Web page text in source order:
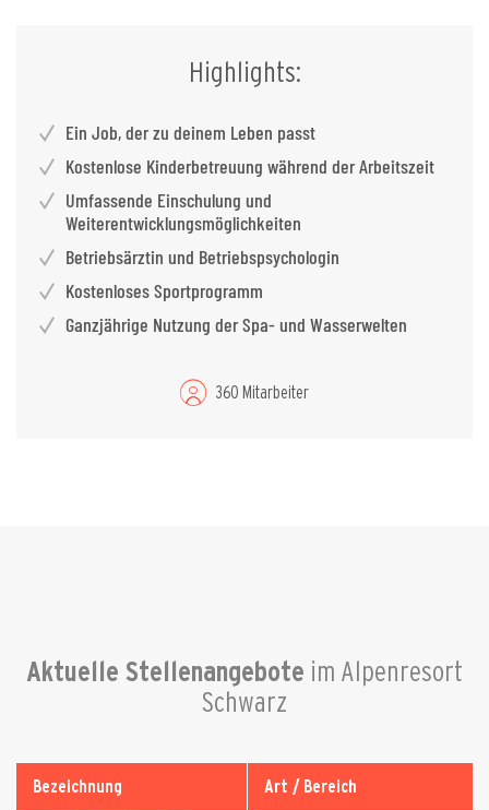
Highlights:
Ein Job, der zu deinem Leben passt
Kostenlose Kinderbetreuung während der Arbeitszeit
Umfassende Einschulung und
Weiterentwicklungsmöglichkeiten
Betriebsärztin und Betriebspsychologin
Kostenloses Sportprogramm
Ganzjährige Nutzung der Spa- und Wasserwelten
360 Mitarbeiter
Aktuelle Stellenangebote im Alpenresort
Schwarz
Bezeichnung Art / Bereich